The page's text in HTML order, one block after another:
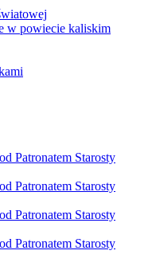
w powiecie kaliskim
Patronatem Starosty
Patronatem Starosty
Patronatem Starosty
Patronatem Starosty